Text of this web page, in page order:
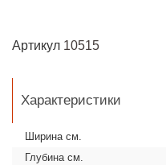
Артикул 10515
Характеристики
Ширина см.
Глубина см.